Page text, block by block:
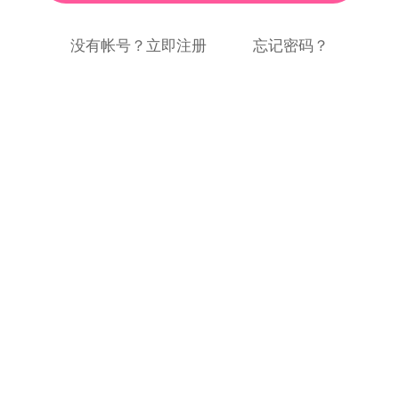
没有帐号？立即注册 忘记密码？